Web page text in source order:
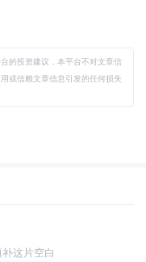
的投资建议，本平台不对文章信
或信赖文章信息引发的任何损失
这片空白